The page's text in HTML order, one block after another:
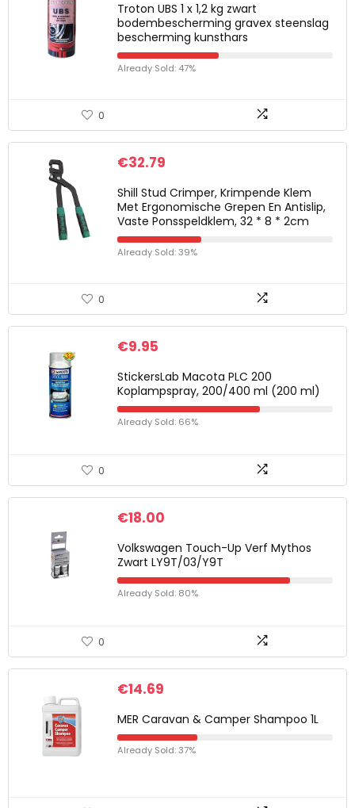
Troton UBS 1 x 1,2 kg zwart
bodembescherming gravex steenslag
bescherming kunsthars
Already Sold: 47%
0
€32.79
Shill Stud Crimper, Krimpende Klem
Met Ergonomische Grepen En Antislip,
Vaste Ponsspeldklem, 32 * 8 * 2cm
Already Sold: 39%
0
€9.95
StickersLab Macota PLC 200
Koplampspray, 200/400 ml (200 ml)
Already Sold: 66%
0
€18.00
Volkswagen Touch-Up Verf Mythos
Zwart LY9T/03/Y9T
Already Sold: 80%
0
€14.69
MER Caravan & Camper Shampoo 1L
Already Sold: 37%